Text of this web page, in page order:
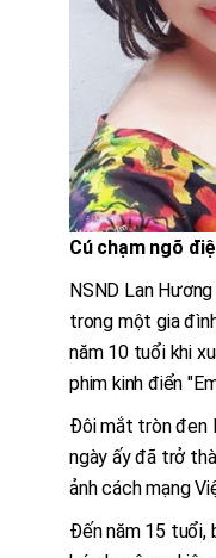
Cú chạm ngõ
NSND Lan
trong một gia
năm 10 tuổi khi
phim kinh điển
Đôi mắt tròn đen
ngày ấy đã trở
ảnh cách mạng
Đến năm 15 tuổi,